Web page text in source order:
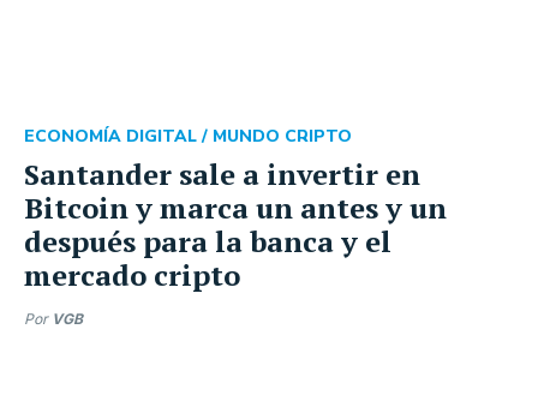
Santander sale a invertir en
Bitcoin y marca un antes y un
después para la banca y el
mercado cripto
ECONOMÍA DIGITAL / MUNDO CRIPTO
Por VGB